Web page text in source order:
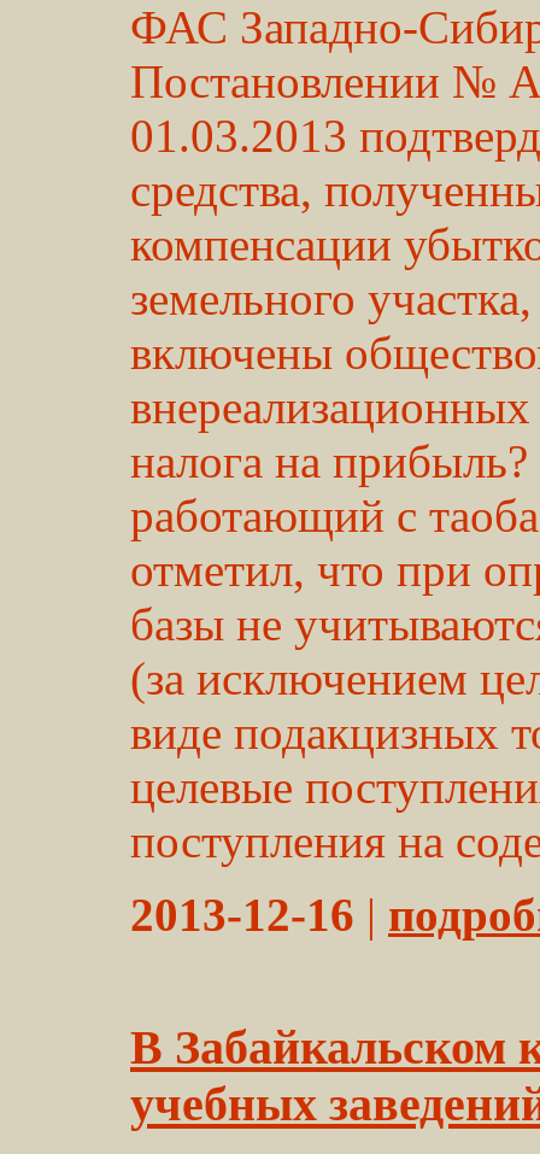
ФАС Западно-
Постановлении №
01.03.2013
средства,
компенсации
земельного
включены
налога на
работающий с
отметил, что при
базы не
(за исключением
виде подакцизных
целевые
поступления на
2013-12-16 |
В Забайкальском
учебных